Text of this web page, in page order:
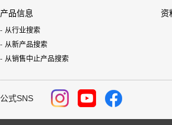
产品信息
从行业搜索
从新产品搜索
从销售中止产品搜索
资
公式SNS